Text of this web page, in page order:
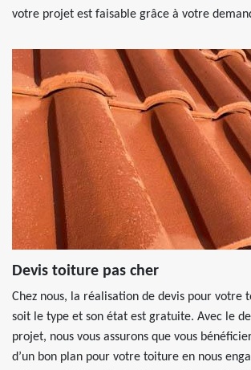
votre projet est faisable grâce à votre
Devis toiture pas cher
Chez nous, la réalisation de devis pour votre
soit le type et son état est gratuite. Avec le
projet, nous vous assurons que vous
d’un bon plan pour votre toiture en nous